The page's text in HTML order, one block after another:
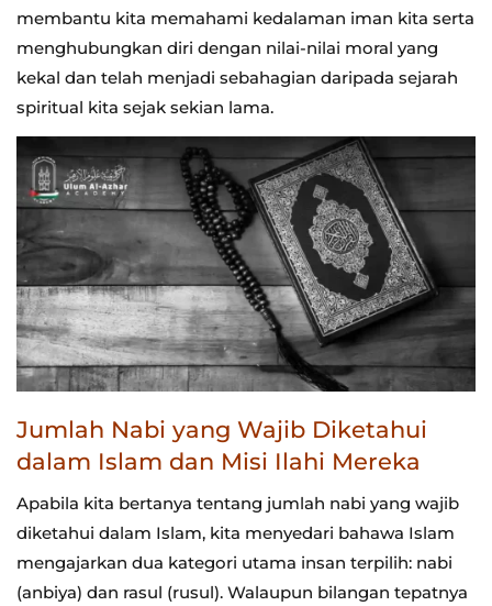
membantu kita memahami kedalaman iman kita serta
menghubungkan diri dengan nilai-nilai moral yang
kekal dan telah menjadi sebahagian daripada sejarah
spiritual kita sejak sekian lama.
Jumlah Nabi yang Wajib Diketahui
dalam Islam dan Misi Ilahi Mereka
Apabila kita bertanya tentang jumlah nabi yang wajib
diketahui dalam Islam, kita menyedari bahawa Islam
mengajarkan dua kategori utama insan terpilih: nabi
(anbiya) dan rasul (rusul). Walaupun bilangan tepatnya